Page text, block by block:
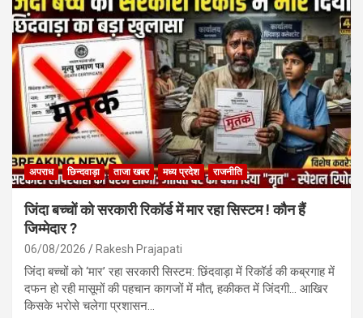
b
o
o
k
s
A
p
p
e
अपराध छिन्दवाड़ा ताजा खबर मध्य प्रदेश राजनीति
जिंदा बच्चों को सरकारी रिकॉर्ड में मार रहा सिस्टम ! कौन हैं
जिम्मेदार ?
06/08/2026 Rakesh Prajapati
जिंदा बच्चों को ‘मार’ रहा सरकारी सिस्टम: छिंदवाड़ा में रिकॉर्ड की कब्रगाह में
दफन हो रही मासूमों की पहचान कागजों में मौत, हकीकत में जिंदगी… आखिर
किसके भरोसे चलेगा प्रशासन…